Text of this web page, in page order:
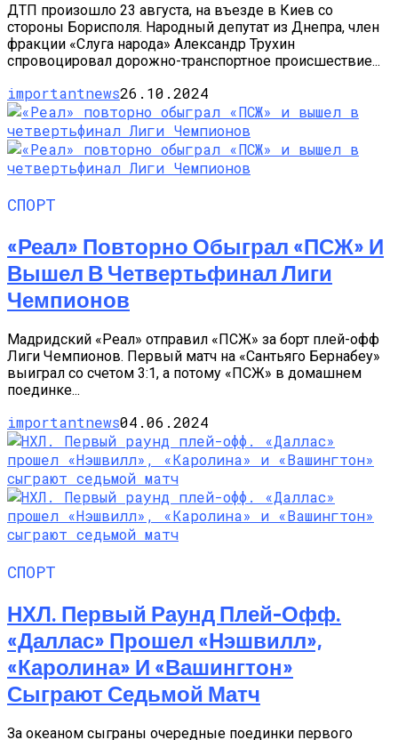
ДТП произошло 23 августа, на въезде в Киев со
стороны Борисполя. Народный депутат из Днепра, член
фракции «Слуга народа» Александр Трухин
спровоцировал дорожно-транспортное происшествие...
importantnews26.10.2024
СПОРТ
«Реал» Повторно Обыграл «ПСЖ» И
Вышел В Четвертьфинал Лиги
Чемпионов
Мадридский «Реал» отправил «ПСЖ» за борт плей-офф
Лиги Чемпионов. Первый матч на «Сантьяго Бернабеу»
выиграл со счетом 3:1, а потому «ПСЖ» в домашнем
поединке...
importantnews04.06.2024
СПОРТ
НХЛ. Первый Раунд Плей-Офф.
«Даллас» Прошел «Нэшвилл»,
«Каролина» И «Вашингтон»
Сыграют Седьмой Матч
За океаном сыграны очередные поединки первого